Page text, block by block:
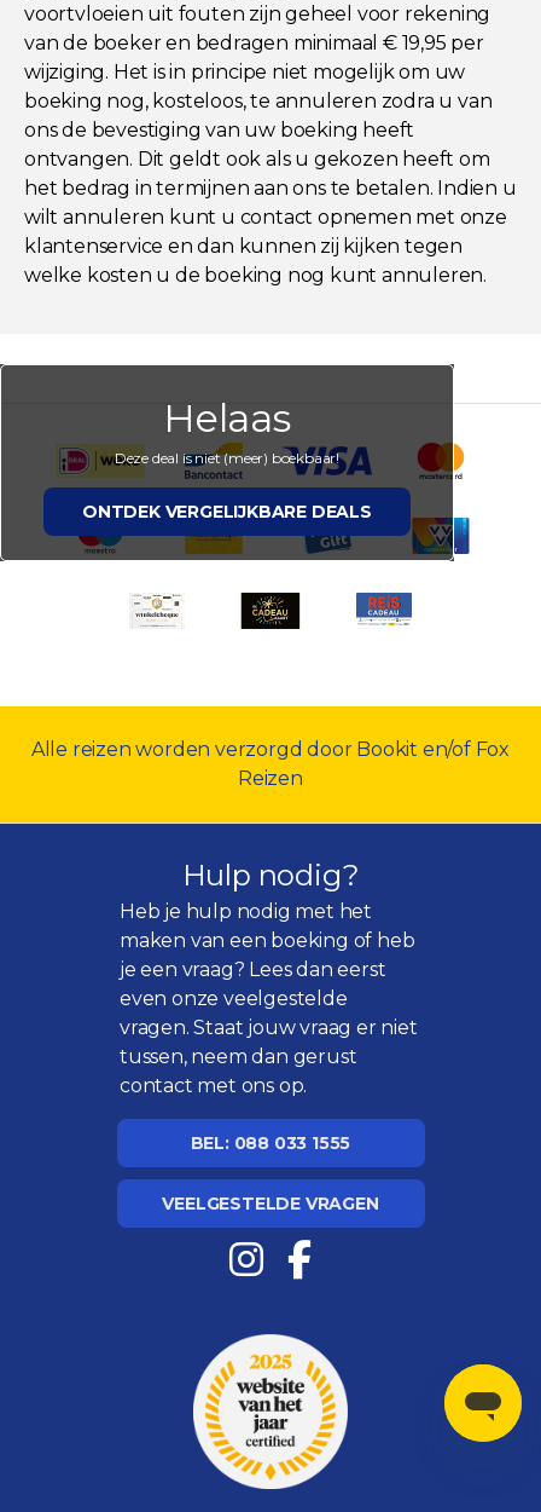
voortvloeien uit fouten zijn geheel voor rekening
van de boeker en bedragen minimaal € 19,95 per
wijziging. Het is in principe niet mogelijk om uw
boeking nog, kosteloos, te annuleren zodra u van
ons de bevestiging van uw boeking heeft
ontvangen. Dit geldt ook als u gekozen heeft om
het bedrag in termijnen aan ons te betalen. Indien u
wilt annuleren kunt u contact opnemen met onze
klantenservice en dan kunnen zij kijken tegen
welke kosten u de boeking nog kunt annuleren.
Helaas
Deze deal is niet (meer) boekbaar!
ONTDEK VERGELIJKBARE DEALS
Alle reizen worden verzorgd door Bookit en/of Fox
Reizen
Hulp nodig?
Heb je hulp nodig met het
maken van een boeking of heb
je een vraag? Lees dan eerst
even onzeveelgestelde
vragen. Staat jouw vraag er niet
tussen, neem dan gerust
contact met ons op.
BEL: 088 033 1555
VEELGESTELDE VRAGEN